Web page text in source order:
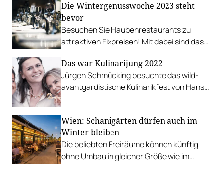
Die Wintergenusswoche 2023 steht
bevor
Besuchen Sie Haubenrestaurants zu
attraktiven Fixpreisen! Mit dabei sind das
viele mehr…
Das war Kulinarijung 2022
Jürgen Schmücking besuchte das wild-
avantgardistische Kulinarikfest von Hans
Wien: Schanigärten dürfen auch im
Winter bleiben
Die beliebten Freiräume können künftig
ohne Umbau in gleicher Größe wie im